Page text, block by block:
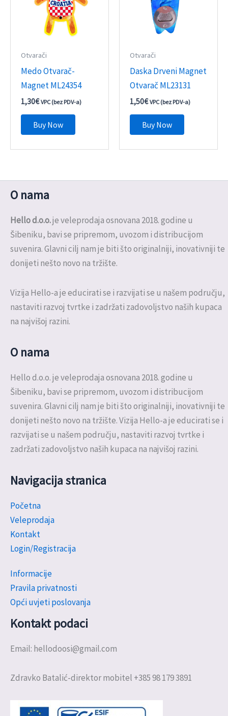
Otvarači
Medo Otvarač-
Magnet ML24354
1,30€ VPC (bez PDV-a)
Buy Now
Otvarači
Daska Drveni Magnet
Otvarač ML23131
1,50€ VPC (bez PDV-a)
Buy Now
O nama
Hello d.o.o.je veleprodaja osnovana 2018. godine u
Šibeniku, bavi se pripremom, uvozom i distribucijom
suvenira. Glavni cilj nam je biti što originalniji, inovativniji te
donijeti nešto novo na tržište.
Vizija Hello-a je educirati se i razvijati se u našem području,
nastaviti razvoj tvrtke i zadržati zadovoljstvo naših kupaca
na najvišoj razini.
O nama
Hello d.o.o. je veleprodaja osnovana 2018. godine u
Šibeniku, bavi se pripremom, uvozom i distribucijom
suvenira. Glavni cilj nam je biti što originalniji, inovativniji te
donijeti nešto novo na tržište. Vizija Hello-a je educirati se i
razvijati se u našem području, nastaviti razvoj tvrtke i
zadržati zadovoljstvo naših kupaca na najvišoj razini.
Navigacija stranica
Početna
Veleprodaja
Kontakt
Login/Registracija
Informacije
Pravila privatnosti
Opći uvjeti poslovanja
Kontakt podaci
Email: hellodoosi@gmail.com
Zdravko Batalić-direktor mobitel +385 98 179 3891